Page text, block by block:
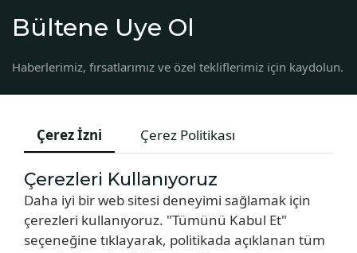
Bültene Uye Ol
Haberlerimiz, fırsatlarımız ve özel tekliflerimiz için kaydolun.
Çerez İzni Çerez Politikası
Çerezleri Kullanıyoruz
Daha iyi bir web sitesi deneyimi sağlamak için
çerezleri kullanıyoruz. "Tümünü Kabul Et"
seçeneğine tıklayarak, politikada açıklanan tüm